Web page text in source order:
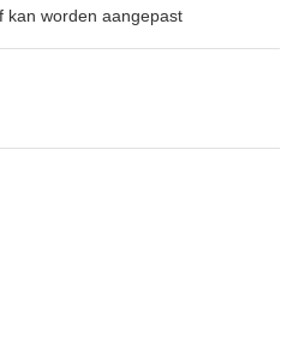
kan worden aangepast